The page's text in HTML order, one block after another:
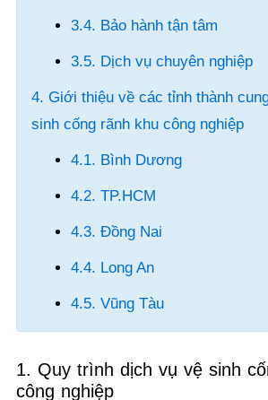
3.4. Bảo hành tận tâm
3.5. Dịch vụ chuyên nghiệp
4. Giới thiệu về các tỉnh thành
sinh cống rãnh khu công nghiệp
4.1. Bình Dương
4.2. TP.HCM
4.3. Đồng Nai
4.4. Long An
4.5. Vũng Tàu
1. Quy trình dịch vụ vệ sinh
công nghiệp